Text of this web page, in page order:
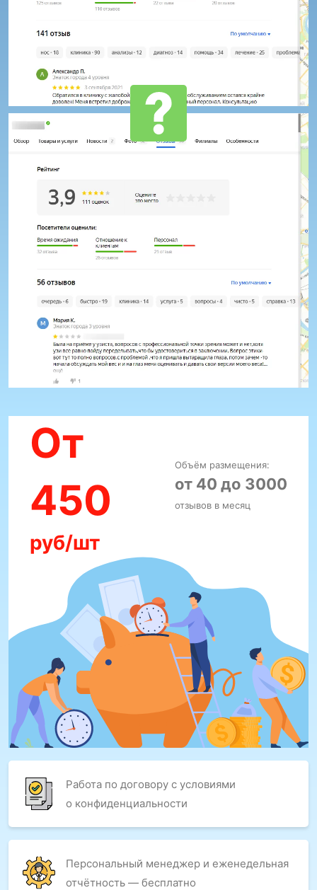
Работа по договору с условиями
о конфиденциальности
Персональный менеджер и еженедельная
отчётность — бесплатно
От
450
руб/шт
Объём размещения:
от 40 до 3000
отзывов в месяц